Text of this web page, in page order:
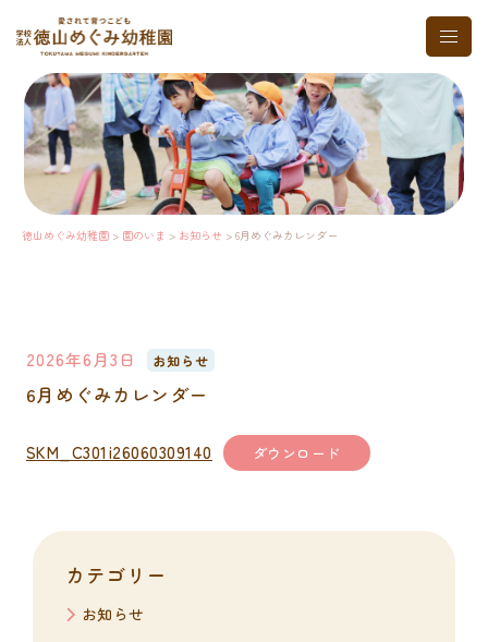
ト
グ
ル
メ
ニ
ュ
ー
徳山めぐみ幼稚園 > 園のいま > お知らせ > 6月めぐみカレンダー
2026年6月3日 お知らせ
6月めぐみカレンダー
SKM_C301i26060309140 ダウンロード
カテゴリー
お知らせ